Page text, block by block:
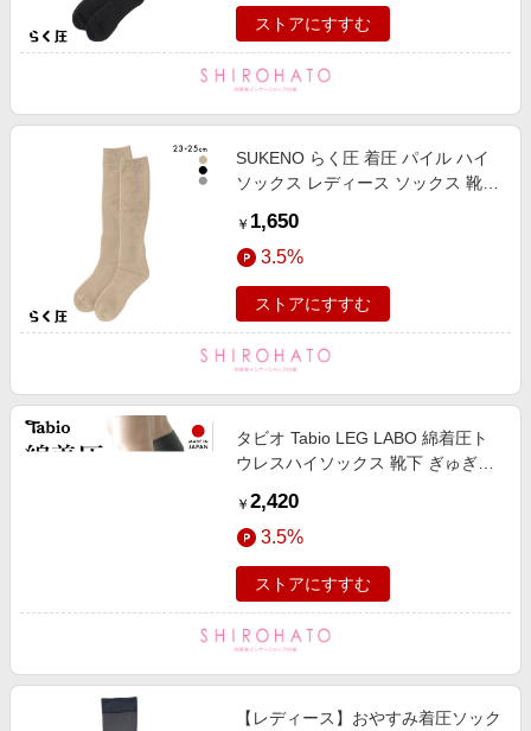
ストアにすすむ
SUKENO らく圧 着圧 パイル ハイ
ソックス レディース ソックス 靴下
￥ 1,650
3.5%
ストアにすすむ
タビオ Tabio LEG LABO 綿着圧ト
ウレスハイソックス 靴下 ぎゅぎゅ
￥ 2,420
3.5%
ストアにすすむ
【レディース】おやすみ着圧ソック